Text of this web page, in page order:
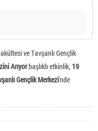
ve Tavşanlı Gençlik
Arıyorbaşlıklı etkinlik, 19
Gençlik Merkezi'nde